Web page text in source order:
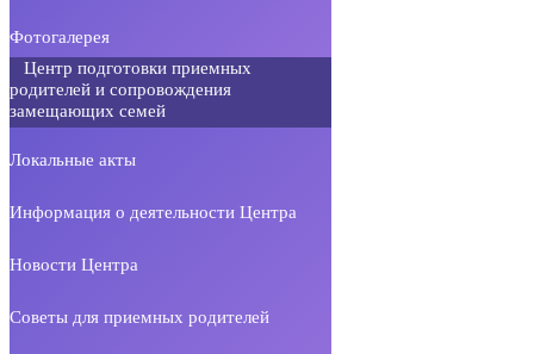
Фотогалерея
Центр подготовки приемных
родителей и сопровождения
замещающих семей
Локальные акты
Информация о деятельности Центра
Новости Центра
Советы для приемных родителей